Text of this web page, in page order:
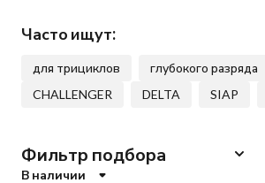
Часто ищут:
для трициклов глубокого разряда
CHALLENGER
DELTA SIAP
Фильтр подбора
В наличии